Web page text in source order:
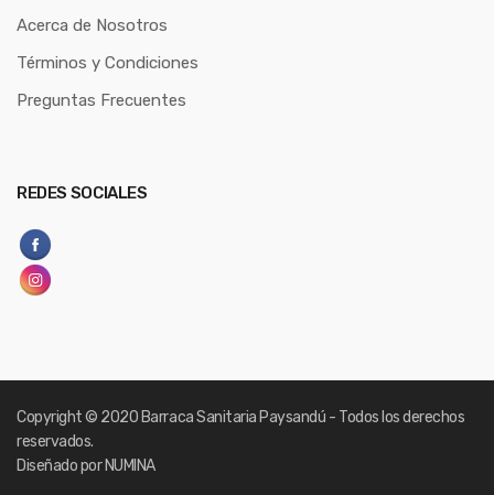
Acerca de Nosotros
Términos y Condiciones
Preguntas Frecuentes
REDES SOCIALES
Copyright© 2020 Barraca Sanitaria Paysandú - Todos los derechos
reservados.
Diseñado por NUMINA